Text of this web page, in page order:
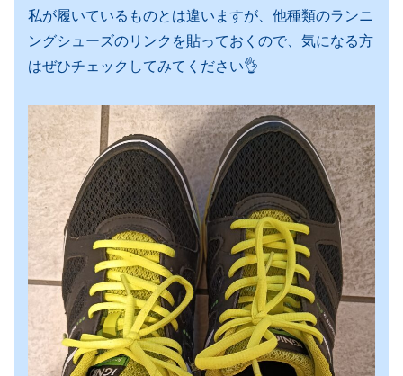
私が履いているものとは違いますが、他種類のランニ
ングシューズのリンクを貼っておくので、気になる方
はぜひチェックしてみてください👌